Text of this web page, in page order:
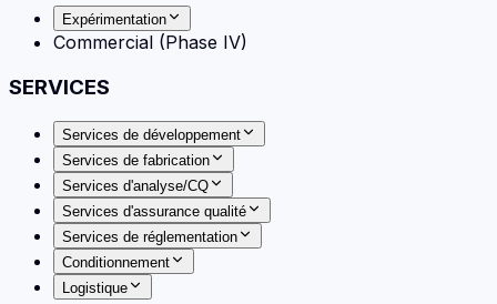
Expérimentation
Commercial (Phase IV)
SERVICES
Services de développement
Services de fabrication
Services d'analyse/CQ
Services d'assurance qualité
Services de réglementation
Conditionnement
Logistique